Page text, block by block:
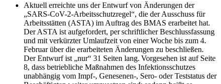
Aktuell erreichte uns der Entwurf von Änderungen der
„SARS-CoV-2-Arbeitsschutzregel“, die der Ausschuss für
Arbeitsstätten (ASTA) im Auftrag des BMAS erarbeitet hat.
Der ASTA ist aufgefordert, per schriftlicher Beschlussfassung
und mit verkürzter Umlaufzeit von einer Woche bis zum 4.
Februar über die erarbeiteten Änderungen zu beschließen.
Der Entwurf ist „nur“ 31 Seiten lang. Vorgesehen ist auf Seite
8, dass betriebliche Maßnahmen des Infektionsschutzes
unabhängig vom Impf-, Genesenen-, Sero- oder Teststatus der